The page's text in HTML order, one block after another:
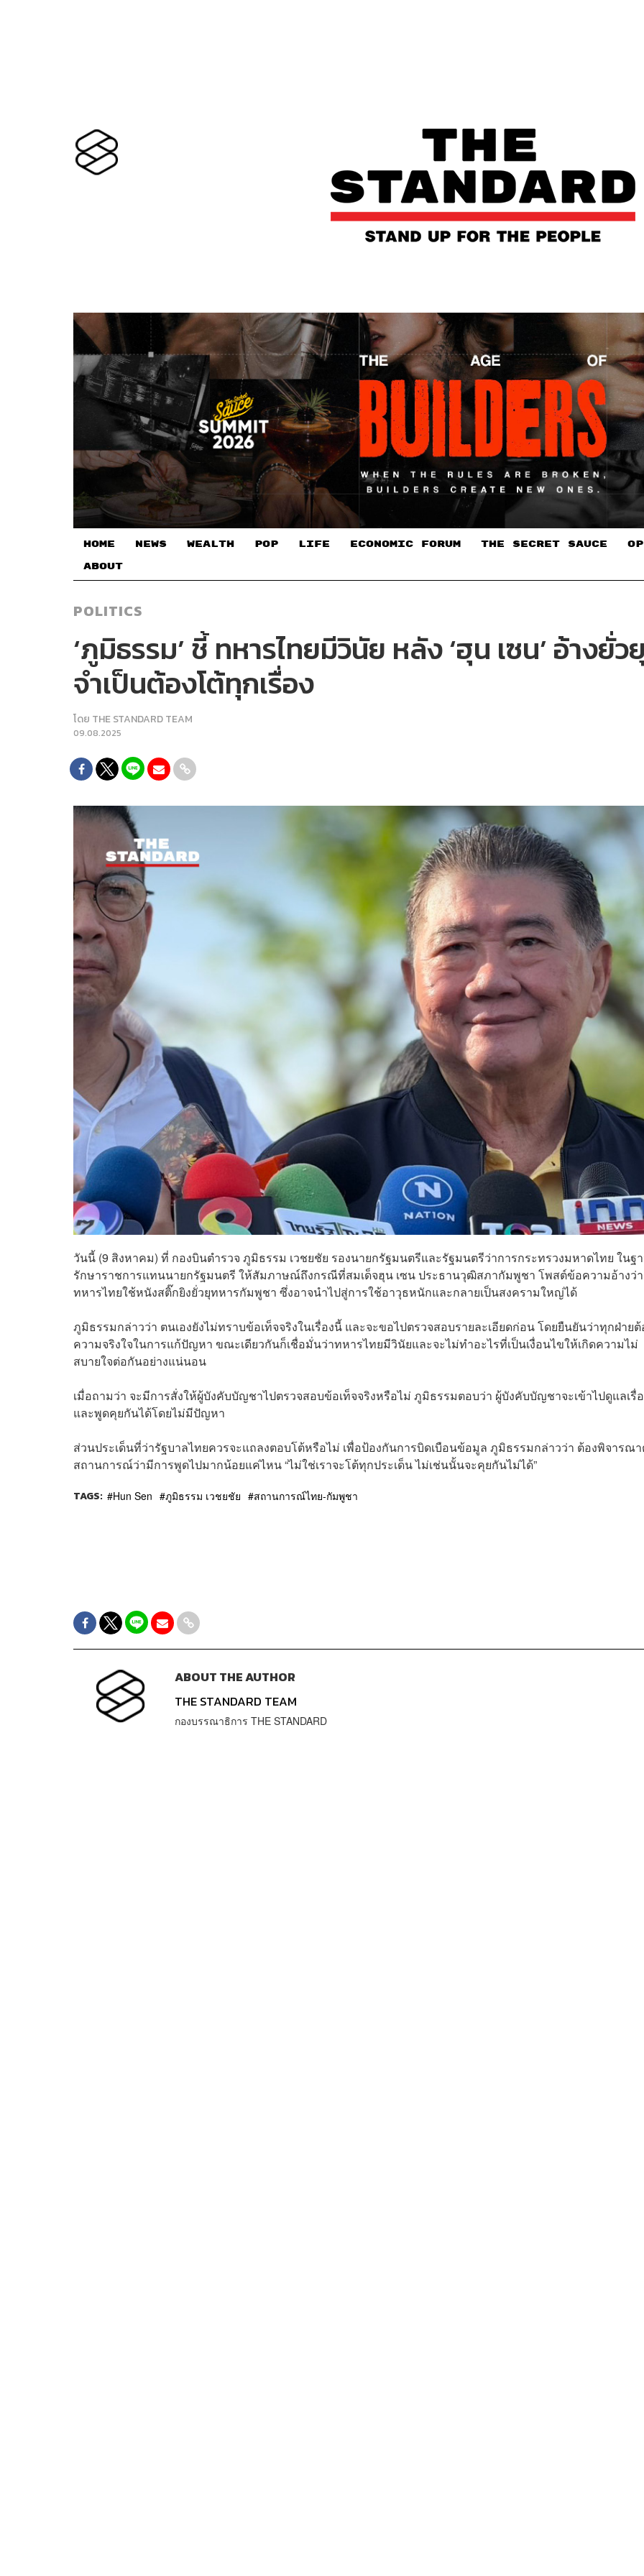
HOME NEWS WEALTH POP LIFE ECONOMIC FORUM THE SECRET SAUCE​
ABOUT
POLITICS
‘ภูมิธรรม’ ชี้ ทหารไทยมีวินัย หลัง ‘ฮุน เซน’ อ้างยั่
จำเป็นต้องโต้ทุกเรื่อง
โดย THE STANDARD TEAM
09.08.2025
วันนี้ (9 สิงหาคม) ที่ กองบินตำรวจ ภูมิธรรม เวชยชัย รองนายกรัฐมนตรีและรัฐมนตรีว่าการกระทรวงมหาดไทย ในฐ
รักษาราชการแทนนายกรัฐมนตรี ให้สัมภาษณ์ถึงกรณีที่สมเด็จฮุน เซน ประธานวุฒิสภากัมพูชา โพสต์ข้อความอ้างว่า
ทหารไทยใช้หนังสติ๊กยิงยั่วยุทหารกัมพูชา ซึ่งอาจนำไปสู่การใช้อาวุธหนักและกลายเป็นสงครามใหญ่ได้
ภูมิธรรมกล่าวว่า ตนเองยังไม่ทราบข้อเท็จจริงในเรื่องนี้ และจะขอไปตรวจสอบรายละเอียดก่อน โดยยืนยันว่าทุกฝ่าย
ความจริงใจในการแก้ปัญหา ขณะเดียวกันก็เชื่อมั่นว่าทหารไทยมีวินัยและจะไม่ทำอะไรที่เป็นเงื่อนไขให้เกิดความไม่
สบายใจต่อกันอย่างแน่นอน
เมื่อถามว่า จะมีการสั่งให้ผู้บังคับบัญชาไปตรวจสอบข้อเท็จจริงหรือไม่ ภูมิธรรมตอบว่า ผู้บังคับบัญชาจะเข้าไปดูแลเรื่
และพูดคุยกันได้โดยไม่มีปัญหา
ส่วนประเด็นที่ว่ารัฐบาลไทยควรจะแถลงตอบโต้หรือไม่ เพื่อป้องกันการบิดเบือนข้อมูล ภูมิธรรมกล่าวว่า ต้องพิจารณ
สถานการณ์ว่ามีการพูดไปมากน้อยแค่ไหน “ไม่ใช่เราจะโต้ทุกประเด็น ไม่เช่นนั้นจะคุยกันไม่ได้”
TAGS: Hun Sen ภูมิธรรม เวชยชัย สถานการณ์ไทย-กัมพูชา
ABOUT THE AUTHOR
THE STANDARD TEAM
กองบรรณาธิการ THE STANDARD